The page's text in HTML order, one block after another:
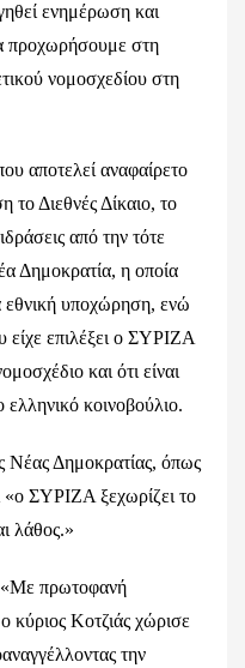
ενημέρωση και
προχωρήσουμε στη
νομοσχεδίου στη
αποτελεί αναφαίρετο
το Διεθνές Δίκαιο, το
από την τότε
Δημοκρατία, η οποία
εθνική υποχώρηση, ενώ
είχε επιλέξει ο ΣΥΡΙΖΑ
και ότι είναι
ελληνικό κοινοβούλιο.
Νέας Δημοκρατίας, όπως
«ο ΣΥΡΙΖΑ ξεχωρίζει το
λάθος.»
«Με πρωτοφανή
κύριος Κοτζιάς χώρισε
την